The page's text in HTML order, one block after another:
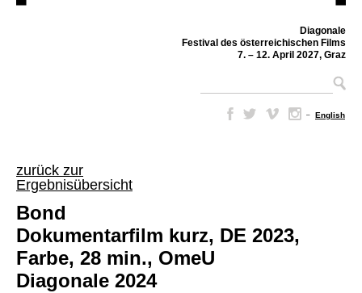
Diagonale
Festival des österreichischen Films
7. – 12. April 2027, Graz
– English
zurück zur
Ergebnisübersicht
Bond
Dokumentarfilm kurz, DE 2023,
Farbe, 28 min., OmeU
Diagonale 2024